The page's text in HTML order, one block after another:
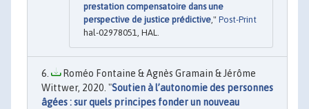
prestation compensatoire dans une
perspective de justice prédictive," Post-Print
hal-02978051, HAL.
Roméo Fontaine & Agnès Gramain & Jérôme
Wittwer, 2020. "Soutien à l’autonomie des personnes
âgées : sur quels principes fonder un nouveau